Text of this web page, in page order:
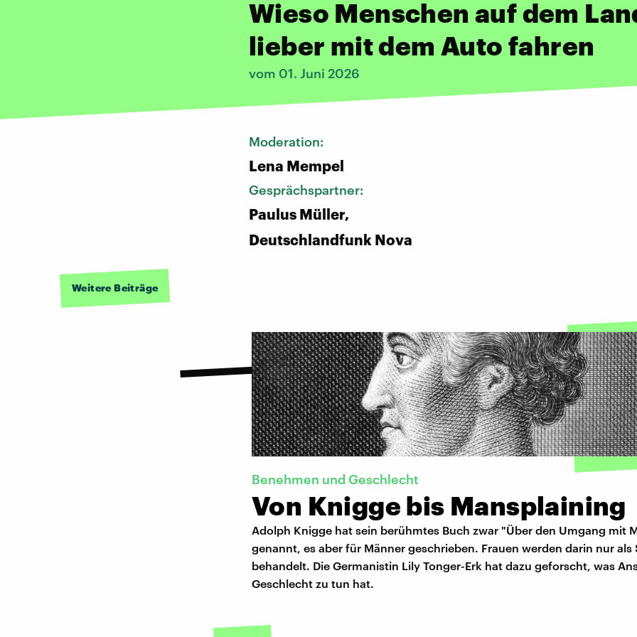
Wieso Menschen auf dem
lieber mit dem Auto fahren
vom 01. Juni 2026
Moderation:
Lena Mempel
Gesprächspartner:
Paulus Müller,
Deutschlandfunk Nova
Weitere Beiträge
Benehmen und Geschlecht
Von Knigge bis Mansplaining
Adolph Knigge hat sein berühmtes Buch zwar "Über den Umgang mit
genannt, es aber für Männer geschrieben. Frauen werden darin nur als
behandelt. Die Germanistin Lily Tonger-Erk hat dazu geforscht, was
Geschlecht zu tun hat.